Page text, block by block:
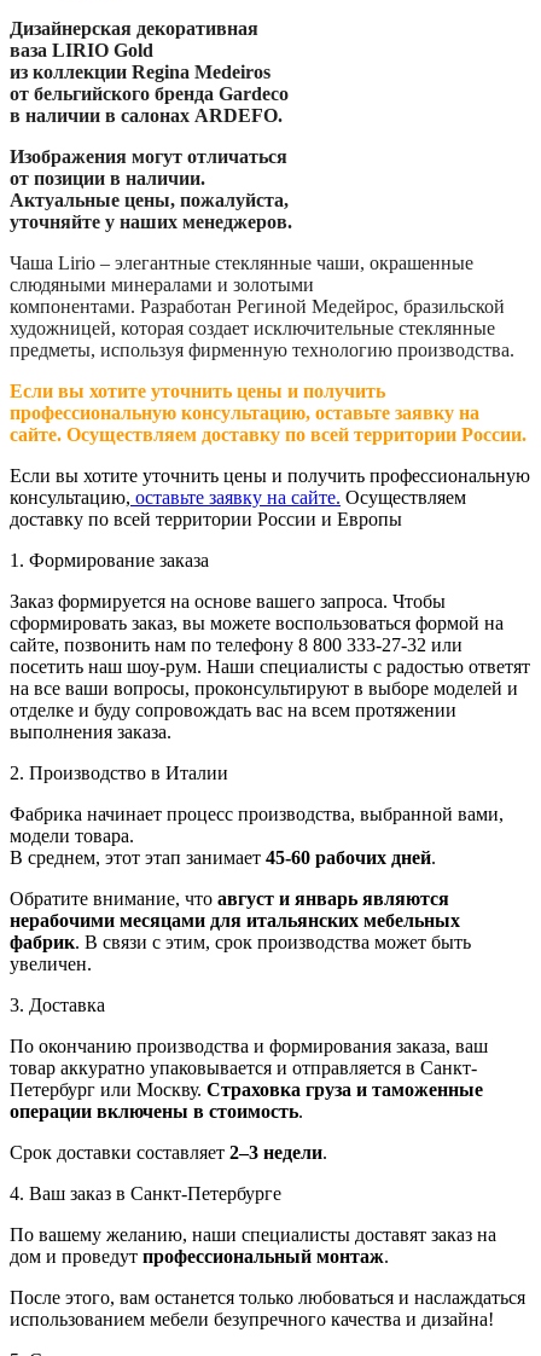
Дизайнерская декоративная
ваза LIRIO Gold
из коллекции Regina Medeiros
от бельгийского бренда Gardeco
в наличии в салонах ARDEFO.
Изображения могут отличаться
от позиции в наличии.
Актуальные цены, пожалуйста,
уточняйте у наших менеджеров.
Чаша Lirio – элегантные стеклянные чаши, окрашенные
слюдяными минералами и золотыми
компонентами. Разработан Региной Медейрос, бразильской
художницей, которая создает исключительные стеклянные
предметы, используя фирменную технологию производства.
Если вы хотите уточнить цены и получить
профессиональную консультацию, оставьте заявку на
сайте. Осуществляем доставку по всей территории России.
Если вы хотите уточнить цены и получить профессиональную
консультацию, оставьте заявку на сайте. Осуществляем
доставку по всей территории России и Европы
1. Формирование заказа
Заказ формируется на основе вашего запроса. Чтобы
сформировать заказ, вы можете воспользоваться формой на
сайте, позвонить нам по телефону 8 800 333-27-32 или
посетить наш шоу-рум. Наши специалисты с радостью ответят
на все ваши вопросы, проконсультируют в выборе моделей и
отделке и буду сопровождать вас на всем протяжении
выполнения заказа.
2. Производство в Италии
Фабрика начинает процесс производства, выбранной вами,
модели товара.
В среднем, этот этап занимает 45-60 рабочих дней.
Обратите внимание, что август и январь являются
нерабочими месяцами для итальянских мебельных
фабрик. В связи с этим, срок производства может быть
увеличен.
3. Доставка
По окончанию производства и формирования заказа, ваш
товар аккуратно упаковывается и отправляется в Санкт-
Петербург или Москву. Страховка груза и таможенные
операции включены в стоимость.
Срок доставки составляет 2–3 недели.
4. Ваш заказ в Санкт-Петербурге
По вашему желанию, наши специалисты доставят заказ на
дом и проведут профессиональный монтаж.
После этого, вам останется только любоваться и наслаждаться
использованием мебели безупречного качества и дизайна!